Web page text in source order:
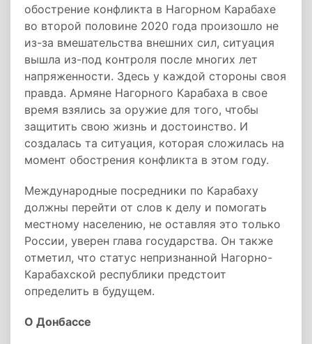
обострение конфликта в Нагорном Карабахе
во второй половине 2020 года произошло не
из-за вмешательства внешних сил, ситуация
вышла из-под контроля после многих лет
напряженности. Здесь у каждой стороны своя
правда. Армяне Нагорного Карабаха в свое
время взялись за оружие для того, чтобы
защитить свою жизнь и достоинство. И
создалась та ситуация, которая сложилась на
момент обострения конфликта в этом году.
Международные посредники по Карабаху
должны перейти от слов к делу и помогать
местному населению, не оставляя это только
России, уверен глава государства. Он также
отметил, что статус непризнанной Нагорно-
Карабахской республики предстоит
определить в будущем.
О Донбассе